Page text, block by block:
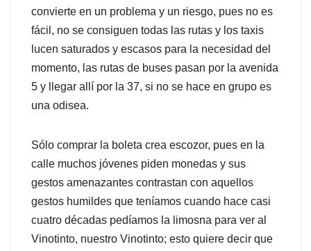
convierte en un problema y un riesgo, pues no es
fácil, no se consiguen todas las rutas y los taxis
lucen saturados y escasos para la necesidad del
momento, las rutas de buses pasan por la avenida
5 y llegar allí por la 37, si no se hace en grupo es
una odisea.
Sólo comprar la boleta crea escozor, pues en la
calle muchos jóvenes piden monedas y sus
gestos amenazantes contrastan con aquellos
gestos humildes que teníamos cuando hace casi
cuatro décadas pedíamos la limosna para ver al
Vinotinto, nuestro Vinotinto; esto quiere decir que